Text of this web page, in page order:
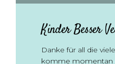
Kinder Besser
Danke für all die
komme momentan